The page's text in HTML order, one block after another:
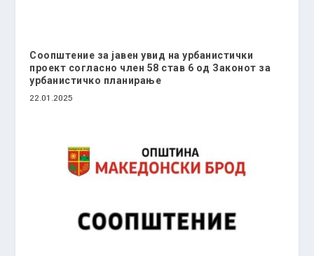
Соопштение за јавен увид на урбанистички
проект согласно член 58 став 6 од Законот за
урбанистичко планирање
22.01.2025